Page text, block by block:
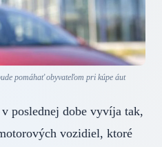
pomáhať obyvateľom pri kúpe áut
poslednej dobe vyvíja tak,
vozidiel, ktoré